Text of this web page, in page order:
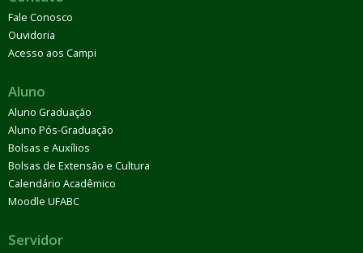
Fale Conosco
Ouvidoria
Acesso aos Campi
Aluno
Aluno Graduação
Aluno Pós-Graduação
Bolsas e Auxílios
Bolsas de Extensão e Cultura
Calendário Acadêmico
Moodle UFABC
Servidor